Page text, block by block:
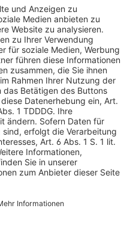
Impressum
Compliance